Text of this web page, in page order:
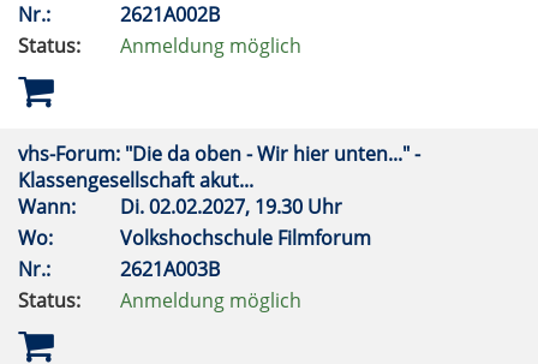
Nr.:
2621A002B
Status:
Anmeldung möglich
vhs-Forum: "Die da oben - Wir hier unten..." -
Klassengesellschaft akut...
Wann:
Di.02.02.2027, 19.30 Uhr
Wo:
Volkshochschule Filmforum
Nr.:
2621A003B
Status:
Anmeldung möglich